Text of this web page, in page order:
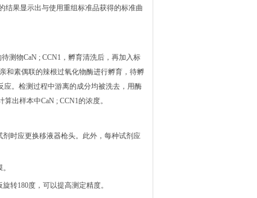
结果显示出与使用重组标准品获得的标准曲
测物CaN ; CCN1，孵育清洗后，再加入标
和素偶联的辣根过氧化物酶进行孵育，待孵
。检测过程中游离的成分均被洗去，用酶
出样本中CaN ; CCN1的浓度。
时应更换移液器枪头。此外，每种试剂应
转180度，可以提高测定精度。